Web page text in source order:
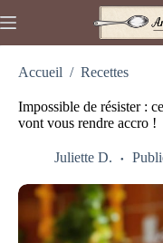
au
Accueil / Recettes
Impossible de résister :
vont vous rendre accro !
Juliette D.